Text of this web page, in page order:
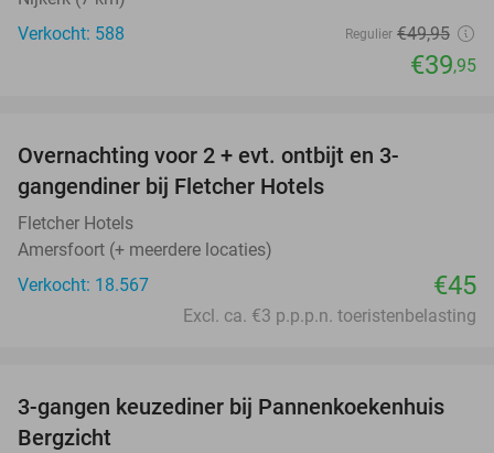
Verkocht: 588
Regulier €49,95
€39,95
Overnachting voor 2 + evt. ontbijt en 3-
gangendiner bij Fletcher Hotels
Fletcher Hotels
Amersfoort (+ meerdere locaties)
Verkocht: 18.567
€45
Excl. ca. €3 p.p.p.n. toeristenbelasting
42%
3-gangen keuzediner bij Pannenkoekenhuis
Bergzicht